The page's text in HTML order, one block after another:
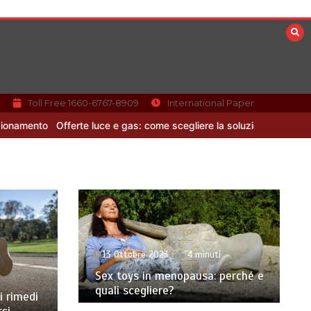
Toll Free 1660-6767-8909 International Paper
Offerte luce e gas: come scegliere la soluzione più adatta
rimedi
13 Ottobre 2023 4 minuti
Sex toys in menopausa: perché e
quali scegliere?